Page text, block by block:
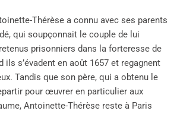
Thérèse a connu avec ses parents
qui soupçonnait le couple de lui
prisonniers dans la forteresse de
ils s’évadent en août 1657 et regagnent
Tandis que son père, qui a obtenu le
pour œuvrer en particulier aux
Antoinette-Thérèse reste à Paris